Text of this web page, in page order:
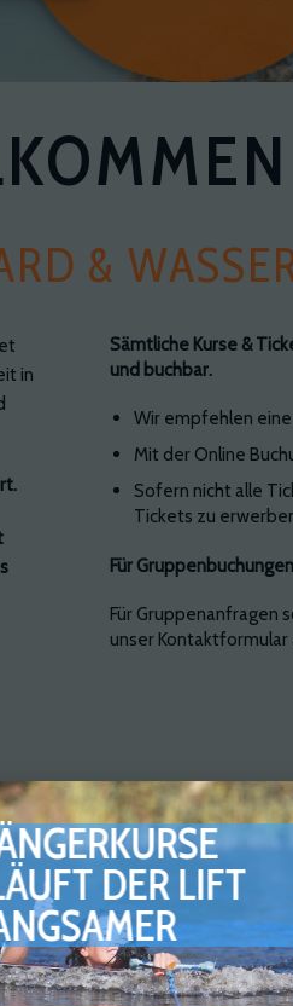
DER LIFT
&
in
Sämtliche Kurse &
und buchbar.
Wir empfehlen eine
Mit der Online
Sofern nicht alle
Tickets zu
Für
Für Gruppenanfragen
unser